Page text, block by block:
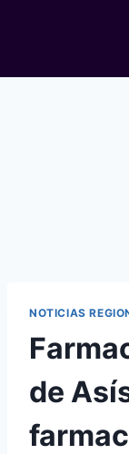
NOTICIAS
de